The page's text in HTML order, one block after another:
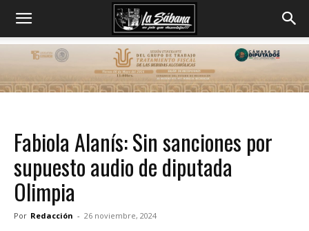
Fabiola Alanís: Sin sanciones por
supuesto audio de diputada
Olimpia
Por Redacción - 26 noviembre, 2024